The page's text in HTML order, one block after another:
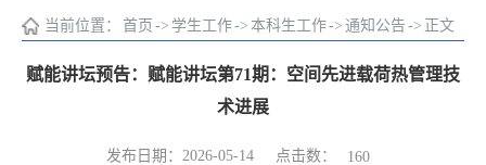
当前位置： 首页 -> 学生工作-> 本科生工作-> 通知公告 -> 正文
赋能讲坛预告：赋能讲坛第71期：空间先进载荷热管理技
术进展
发布日期：2026-05-14 点击数： 160